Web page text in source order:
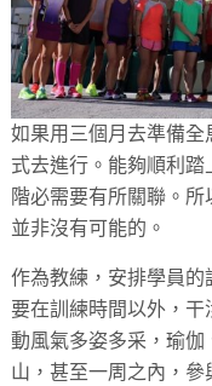
如果用三個月去準備
式去進行。能夠順利
階必需要有所關聯。
並非沒有可能的。
作為教練，安排學員
要在訓練時間以外，
動風氣多姿多采，瑜
山，甚至一周之內，參